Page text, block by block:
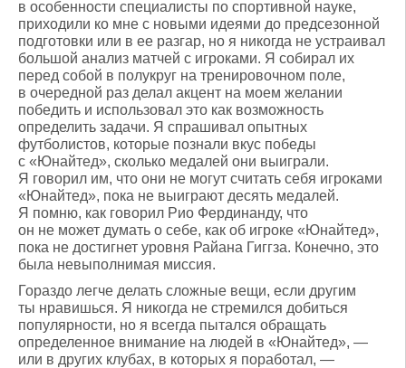
в особенности специалисты по спортивной науке,
приходили ко мне с новыми идеями до предсезонной
подготовки или в ее разгар, но я никогда не устраивал
большой анализ матчей с игроками. Я собирал их
перед собой в полукруг на тренировочном поле,
в очередной раз делал акцент на моем желании
победить и использовал это как возможность
определить задачи. Я спрашивал опытных
футболистов, которые познали вкус победы
с «Юнайтед», сколько медалей они выиграли.
Я говорил им, что они не могут считать себя игроками
«Юнайтед», пока не выиграют десять медалей.
Я помню, как говорил Рио Фердинанду, что
он не может думать о себе, как об игроке «Юнайтед»,
пока не достигнет уровня Райана Гиггза. Конечно, это
была невыполнимая миссия.
Гораздо легче делать сложные вещи, если другим
ты нравишься. Я никогда не стремился добиться
популярности, но я всегда пытался обращать
определенное внимание на людей в «Юнайтед», —
или в других клубах, в которых я поработал, —